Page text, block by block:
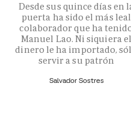
Desde sus quince días en
puerta ha sido el más leal
colaborador que ha
Manuel Lao. Ni siquiera
dinero le ha importado,
servir a su patrón
Salvador Sostres